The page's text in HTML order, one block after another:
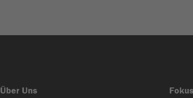
Über Uns